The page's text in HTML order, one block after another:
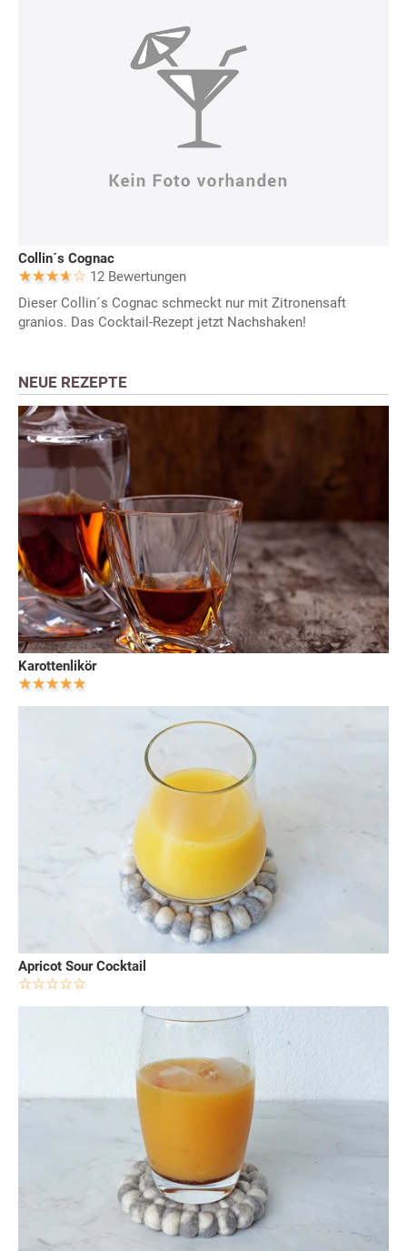
Collin´s Cognac
12 Bewertungen
Dieser Collin´s Cognac schmeckt nur mit Zitronensaft
granios. Das Cocktail-Rezept jetzt Nachshaken!
NEUE REZEPTE
Karottenlikör
Apricot Sour Cocktail